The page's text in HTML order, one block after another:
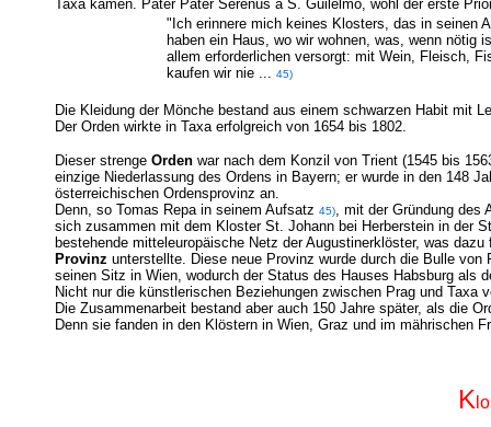
Taxa kamen. Pater Pater Serenus a S. Guilelmo, wohl der erste
"Ich erinnere mich keines Klosters, das in seinen
haben ein Haus, wo wir wohnen, was, wenn nötig
allem erforderlichen versorgt: mit Wein, Fleisch,
kaufen wir nie ... 45)
Die Kleidung der Mönche bestand aus einem schwarzen Habit mit
Der Orden wirkte in Taxa erfolgreich von 1654 bis 1802.
Dieser strenge Ordenwar nach dem Konzil von Trient (1545 bis
einzige Niederlassung des Ordens in Bayern; er wurde in den 148
österreichischen Ordensprovinz an.
Denn, so Tomas Repa in seinem Aufsatz 45), mit der Gründung des
sich zusammen mit dem Kloster St. Johann bei Herberstein in der
bestehende mitteleuropäische Netz der Augustinerklöster, was
Provinz unterstellte. Diese neue Provinz wurde durch die Bulle
seinen Sitz in Wien, wodurch der Status des Hauses Habsburg als
Nicht nur die künstlerischen Beziehungen zwischen Prag und Taxa
Die Zusammenarbeit bestand aber auch 150 Jahre später, als die
Denn sie fanden in den Klöstern in Wien, Graz und im mährischen
K